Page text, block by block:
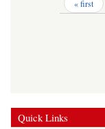
« first
Quick Links